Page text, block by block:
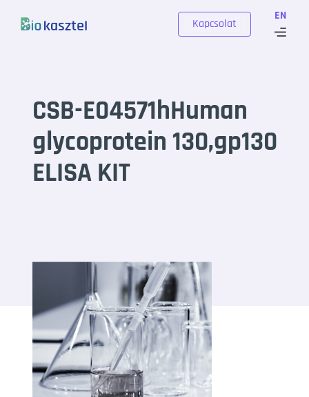
EN
Kapcsolat
CSB-E04571hHuman
glycoprotein 130,gp130
ELISA KIT